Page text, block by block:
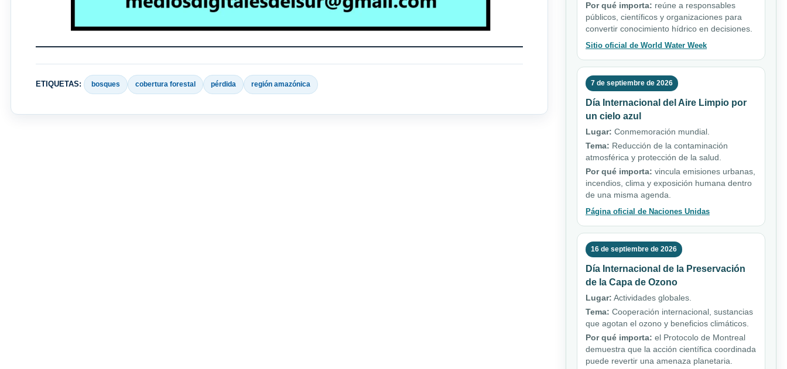
ETIQUETAS: bosques cobertura forestal pérdida región amazónica
Por qué importa: reúne a responsables
públicos, científicos y organizaciones para
convertir conocimiento hídrico en decisiones.
Sitio oficial de World Water Week
7 de septiembre de 2026
Día Internacional del Aire Limpio por
un cielo azul
Lugar: Conmemoración mundial.
Tema: Reducción de la contaminación
atmosférica y protección de la salud.
Por qué importa: vincula emisiones urbanas,
incendios, clima y exposición humana dentro
de una misma agenda.
Página oficial de Naciones Unidas
16 de septiembre de 2026
Día Internacional de la Preservación
de la Capa de Ozono
Lugar: Actividades globales.
Tema: Cooperación internacional, sustancias
que agotan el ozono y beneficios climáticos.
Por qué importa: el Protocolo de Montreal
demuestra que la acción científica coordinada
puede revertir una amenaza planetaria.